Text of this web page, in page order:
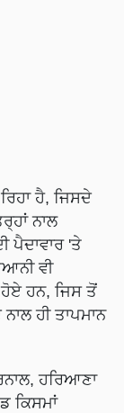
ਹੈ, ਜਿਸਦੇ
ਨਾਲ
ਪੈਦਾਵਾਰ 'ਤੇ
ਵੀ
ਹਨ, ਜਿਸ ਤੋਂ
ਹੀ ਤਾਪਮਾਨ
ਹਰਿਆਣਾ
ਕਿਸਮਾਂ